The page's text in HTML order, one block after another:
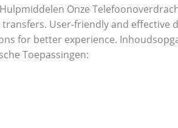
Onze
User-friendly and effective
for better experience.
Toepassingen: